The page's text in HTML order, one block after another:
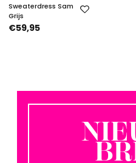
Sweaterdress Sam
Grijs
€59,95